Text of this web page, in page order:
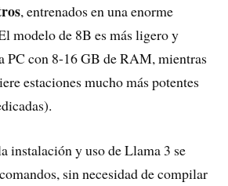
, entrenados en una enorme
modelo de 8B es más ligero y
PC con 8-16 GB de RAM, mientras
estaciones mucho más potentes
instalación y uso de Llama 3 se
sin necesidad de compilar